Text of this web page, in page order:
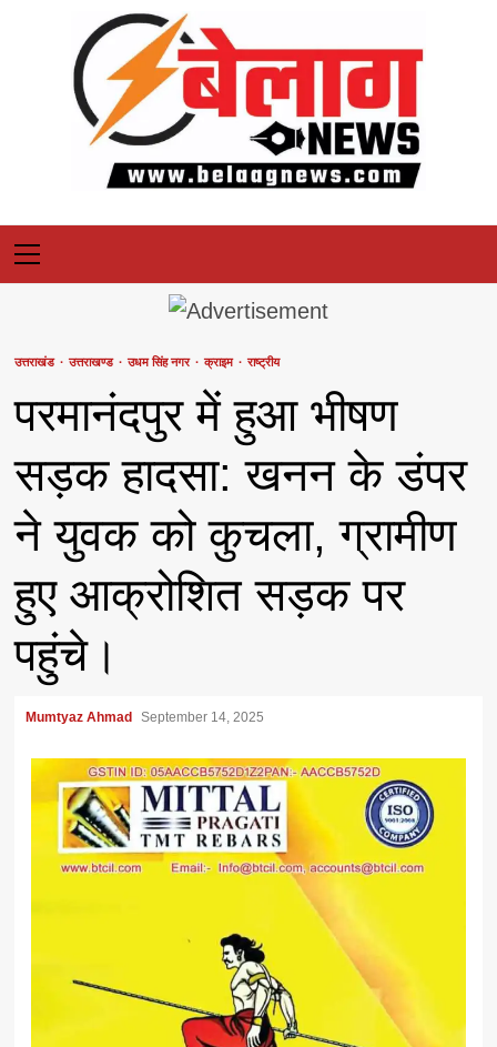
Primary
Menu
उत्तराखंड उत्तराखण्ड उधम सिंह नगर क्राइम राष्ट्रीय
परमानंदपुर में हुआ भीषण
सड़क हादसा: खनन के डंपर
ने युवक को कुचला, ग्रामीण
हुए आक्रोशित सड़क पर
पहुंचे।
Mumtyaz Ahmad September 14, 2025